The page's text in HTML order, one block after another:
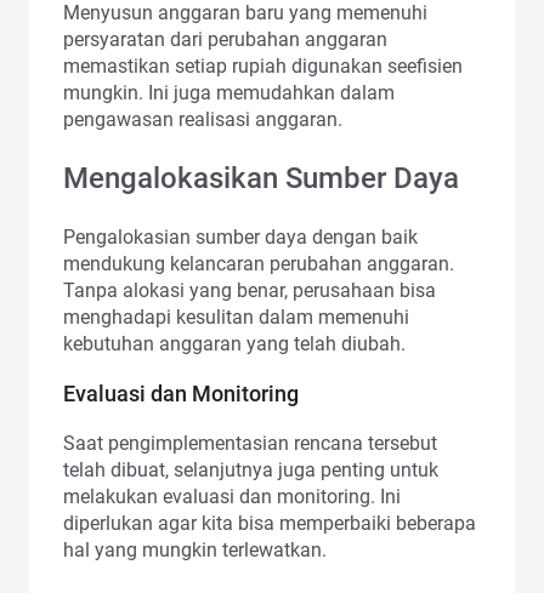
Menyusun anggaran baru yang memenuhi
persyaratan dari perubahan anggaran
memastikan setiap rupiah digunakan seefisien
mungkin. Ini juga memudahkan dalam
pengawasan realisasi anggaran.
Mengalokasikan Sumber Daya
Pengalokasian sumber daya dengan baik
mendukung kelancaran perubahan anggaran.
Tanpa alokasi yang benar, perusahaan bisa
menghadapi kesulitan dalam memenuhi
kebutuhan anggaran yang telah diubah.
Evaluasi dan Monitoring
Saat pengimplementasian rencana tersebut
telah dibuat, selanjutnya juga penting untuk
melakukan evaluasi dan monitoring. Ini
diperlukan agar kita bisa memperbaiki beberapa
hal yang mungkin terlewatkan.